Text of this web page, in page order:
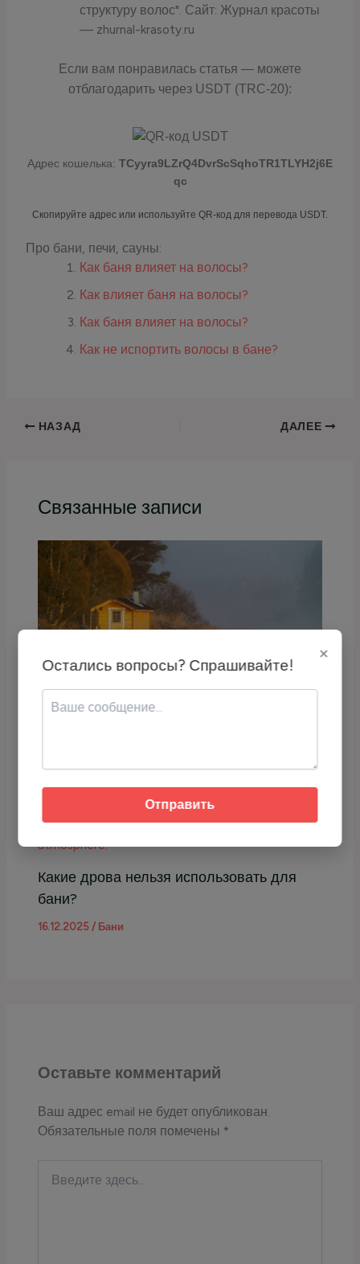
структуру волос". Сайт: Журнал красоты
— zhurnal-krasoty.ru
Если вам понравилась статья — можете
отблагодарить через USDT (TRC-20):
Адрес кошелька: TCyyra9LZrQ4DvrScSqhoTR1TLYH2j6E
qc
Скопируйте адрес или используйте QR-код для перевода USDT.
Про бани, печи, сауны:
Как баня влияет на волосы?
Как влияет баня на волосы?
Как баня влияет на волосы?
Как не испортить волосы в бане?
НАЗАД ДАЛЕЕ
Связанные записи
Какие дрова нельзя использовать для
бани?
16.12.2025/ Бани
Оставьте комментарий
Ваш адрес email не будет опубликован.
Обязательные поля помечены *
здесь...
×
Остались вопросы? Спрашивайте!
Отправить